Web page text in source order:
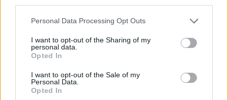
Personal Data Processing Opt Outs
I want to opt-out of the Sharing of my
personal data.
Opted In
I want to opt-out of the Sale of my
Personal Data.
Opted In
Captcha10 * 1 = ?
characters